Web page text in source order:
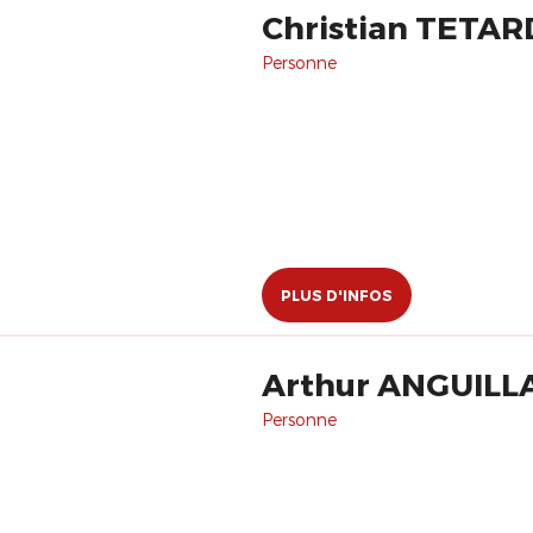
Christian
Personne
PLUS D'INFOS
Arthur
Personne